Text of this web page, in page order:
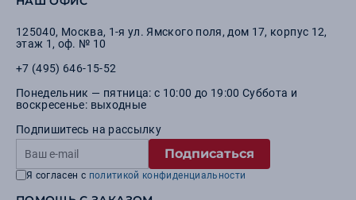
125040, Москва, 1-я ул. Ямского поля, дом 17, корпус 12,
этаж 1, оф. № 10
+7 (495) 646-15-52
Понедельник — пятница: с 10:00 до 19:00 Суббота и
воскресенье: выходные
Подпишитесь на рассылку
Подписаться
Я согласен с политикой конфиденциальности